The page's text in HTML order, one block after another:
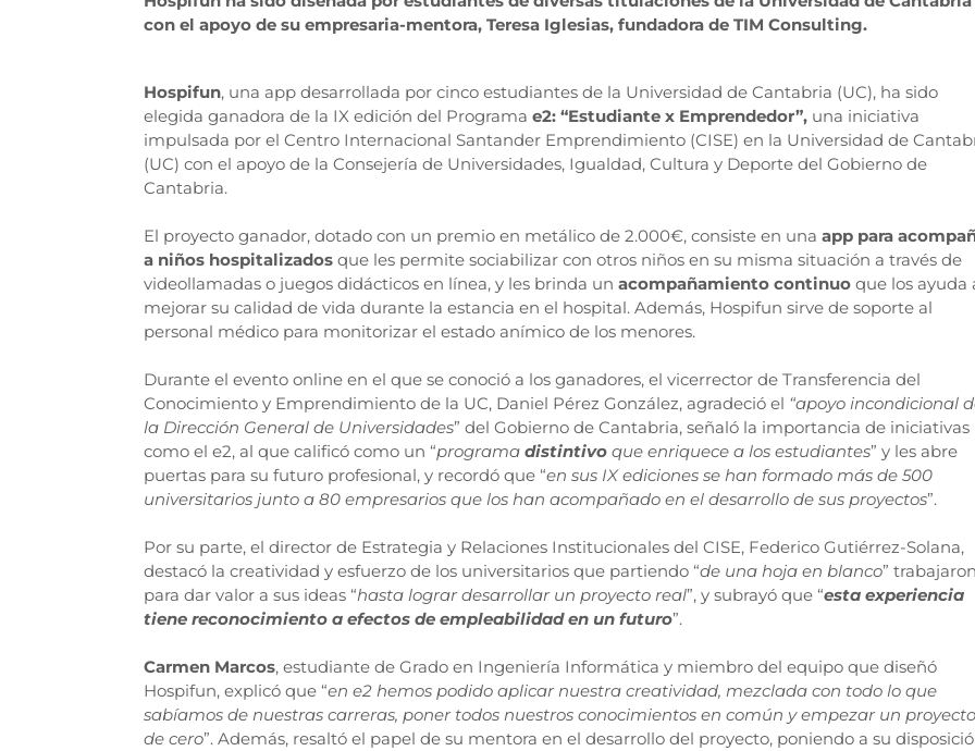
con el apoyo de su empresaria-mentora, Teresa Iglesias, fundadora de TIM Consulting.
Hospifun, una app desarrollada por cinco estudiantes de la Universidad de Cantabria (UC), ha sido
elegida ganadora de la IX edición del Programa e2: “Estudiante x Emprendedor”, una iniciativa
impulsada por el Centro Internacional Santander Emprendimiento (CISE) en la Universidad de
(UC) con el apoyo de la Consejería de Universidades, Igualdad, Cultura y Deporte del Gobierno de
Cantabria.
El proyecto ganador, dotado con un premio en metálico de 2.000€, consiste en una app para
a niños hospitalizados que les permite sociabilizar con otros niños en su misma situación a través de
videollamadas o juegos didácticos en línea, y les brinda un acompañamiento continuo que los ayuda
mejorar su calidad de vida durante la estancia en el hospital. Además, Hospifun sirve de soporte al
personal médico para monitorizar el estado anímico de los menores.
Durante el evento online en el que se conoció a los ganadores, el vicerrector de Transferencia del
Conocimiento y Emprendimiento de la UC, Daniel Pérez González, agradeció el “apoyo incondicional
la Dirección General de Universidades” del Gobierno de Cantabria, señaló la importancia de iniciativas
como el e2, al que calificó como un “programa distintivo que enriquece a los estudiantes” y les abre
puertas para su futuro profesional, y recordó que “en sus IX ediciones se han formado más de 500
universitarios junto a 80 empresarios que los han acompañado en el desarrollo de sus proyectos”.
Por su parte, el director de Estrategia y Relaciones Institucionales del CISE, Federico Gutiérrez-Solana,
destacó la creatividad y esfuerzo de los universitarios que partiendo “de una hoja en blanco” trabajaron
para dar valor a sus ideas “hasta lograr desarrollar un proyecto real”, y subrayó que “esta experiencia
tiene reconocimiento a efectos de empleabilidad en un futuro”.
Carmen Marcos, estudiante de Grado en Ingeniería Informática y miembro del equipo que diseñó
Hospifun, explicó que “en e2 hemos podido aplicar nuestra creatividad, mezclada con todo lo que
sabíamos de nuestras carreras, poner todos nuestros conocimientos en común y empezar un proyecto
de cero”. Además, resaltó el papel de su mentora en el desarrollo del proyecto, poniendo a su